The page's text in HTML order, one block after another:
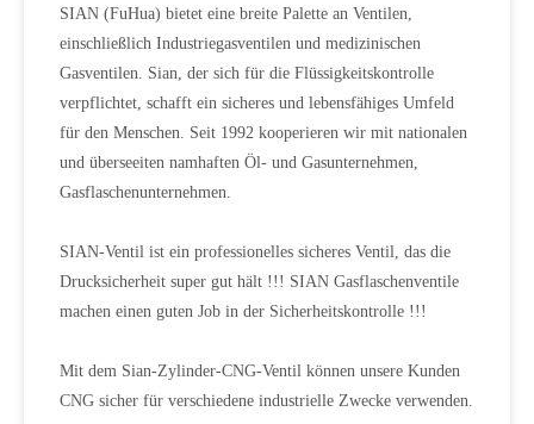
SIAN (FuHua) bietet eine breite Palette an Ventilen,
einschließlich Industriegasventilen und medizinischen
Gasventilen. Sian, der sich für die Flüssigkeitskontrolle
verpflichtet, schafft ein sicheres und lebensfähiges Umfeld
für den Menschen. Seit 1992 kooperieren wir mit nationalen
und überseeiten namhaften Öl- und Gasunternehmen,
Gasflaschenunternehmen.
SIAN-Ventil ist ein professionelles sicheres Ventil, das die
Drucksicherheit super gut hält !!! SIAN Gasflaschenventile
machen einen guten Job in der Sicherheitskontrolle !!!
Mit dem Sian-Zylinder-CNG-Ventil können unsere Kunden
CNG sicher für verschiedene industrielle Zwecke verwenden.